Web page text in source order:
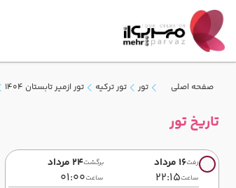
صفحه اصلی تور تور ترکیه تور ازمیر تابستان 1404
تاریخ تور
رفت16 مرداد
ساعت22:15
برگشت24 مرداد
ساعت01:00